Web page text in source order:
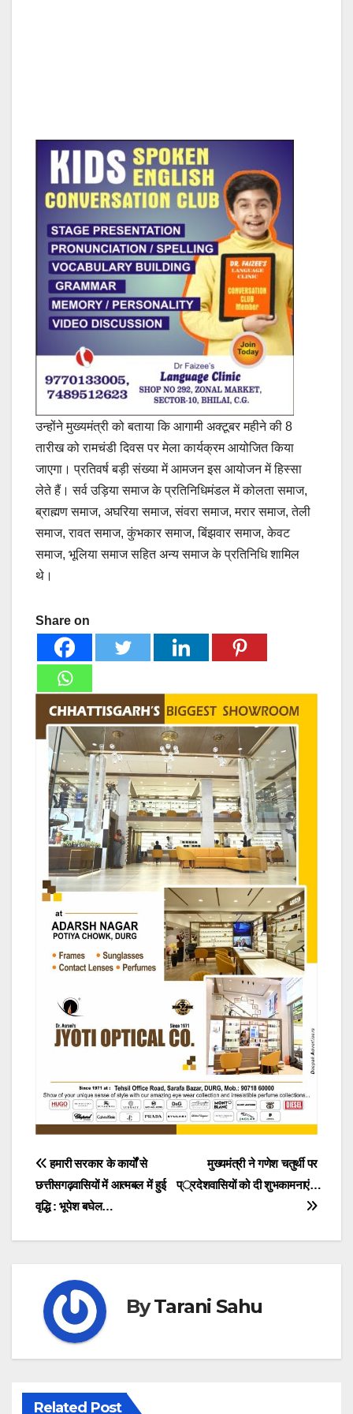
उन्होंने मुख्यमंत्री को बताया कि आगामी अक्टूबर महीने की 8
तारीख को रामचंडी दिवस पर मेला कार्यक्रम आयोजित किया
जाएगा। प्रतिवर्ष बड़ी संख्या में आमजन इस आयोजन में हिस्सा
लेते हैं। सर्व उड़िया समाज के प्रतिनिधिमंडल में कोलता समाज,
ब्राह्मण समाज, अघरिया समाज, संवरा समाज, मरार समाज, तेली
समाज, रावत समाज, कुंभकार समाज, बिंझवार समाज, केवट
समाज, भूलिया समाज सहित अन्य समाज के प्रतिनिधि शामिल
थे।
Share on
Post
navigation
मुख्यमंत्री ने गणेश चतुर्थी पर
प्रदेशवासियों को दी शुभकामनाएं…
हमारी सरकार के कार्यों से
छत्तीसगढ़वासियों में आत्मबल में हुई
वृद्धि : भूपेश बघेल…
ByTarani Sahu
Related Post